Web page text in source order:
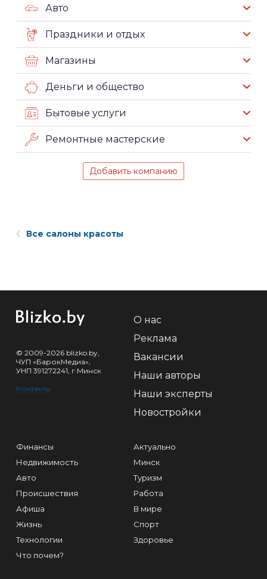
Авто
Праздники и отдых
Магазины
Деньги и общество
Бытовые услуги
Ремонтные мастерские
Добавить компанию
Все салоны красоты
© 2009-2026 blizko.by,
ЧУП «БарокМедиа»,
УНП 391272241, г.Минск
Контакты
О нас
Реклама
Вакансии
Наши авторы
Наши эксперты
Новостройки
Финансы
Недвижимость
Авто
Происшествия
Афиша
Жизнь
Технологии
Что почем?
Актуально
Минск
Туризм
Работа
В мире
Спорт
Здоровье